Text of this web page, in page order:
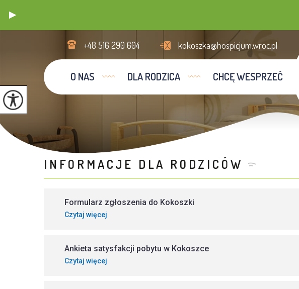
kokoszka@hospicjum.wroc.pl
+48 516 290 604
O NAS DLA RODZICA CHCĘ WESPRZEĆ
INFORMACJE DLA RODZICÓW
Formularz zgłoszenia do Kokoszki
Czytaj więcej
Ankieta satysfakcji pobytu w Kokoszce
Czytaj więcej